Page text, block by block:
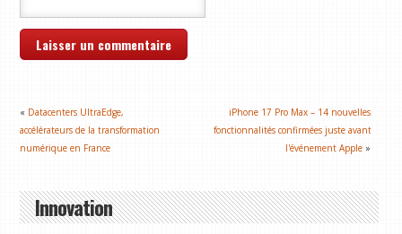
« Datacenters UltraEdge,
accélérateurs de la transformation
numérique en France
iPhone 17 Pro Max – 14 nouvelles
fonctionnalités confirmées juste avant
l'événement Apple »
Innovation